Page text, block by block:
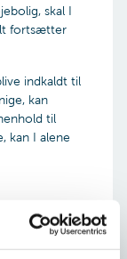
skal I
fortsætter
indkaldt til
kan
til
kan I alene